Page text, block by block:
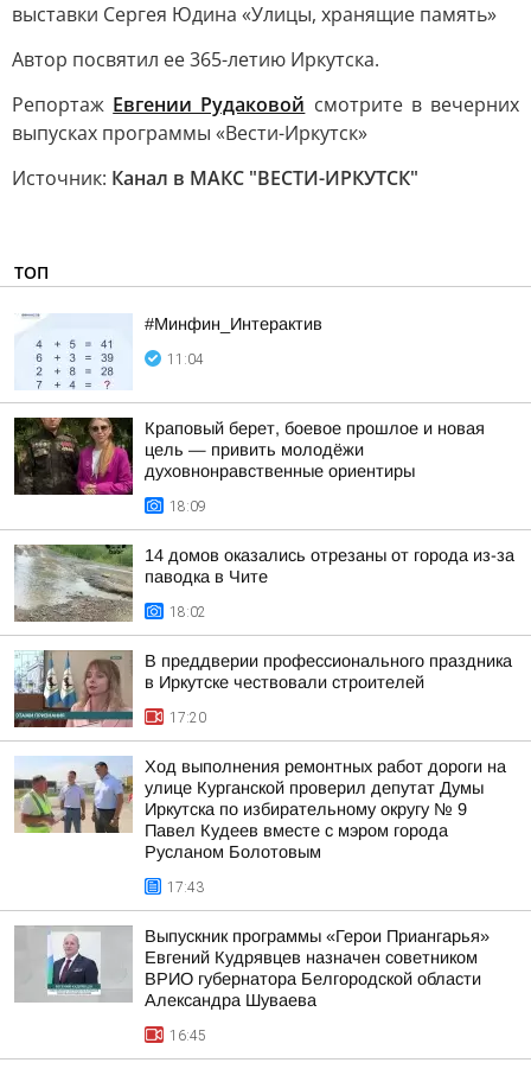
выставки Сергея Юдина «Улицы, хранящие память»
Автор посвятил ее 365-летию Иркутска.
Репортаж Евгении Рудаковой смотрите в вечерних
выпусках программы «Вести-Иркутск»
Источник: Канал в МАКС "ВЕСТИ-ИРКУТСК"
ТОП
#Минфин_Интерактив
11:04
Краповый берет, боевое прошлое и новая
цель — привить молодёжи
духовнонравственные ориентиры
18:09
14 домов оказались отрезаны от города из-за
паводка в Чите
18:02
В преддверии профессионального праздника
в Иркутске чествовали строителей
17:20
Ход выполнения ремонтных работ дороги на
улице Курганской проверил депутат Думы
Иркутска по избирательному округу № 9
Павел Кудеев вместе с мэром города
Русланом Болотовым
17:43
Выпускник программы «Герои Приангарья»
Евгений Кудрявцев назначен советником
ВРИО губернатора Белгородской области
Александра Шуваева
16:45